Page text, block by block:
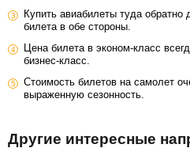
Купить авиабилеты туда
билета в обе стороны.
Цена билета в эконом-класс
бизнес-класс.
Стоимость билетов на самолет
выраженную сезонность.
Другие интересные